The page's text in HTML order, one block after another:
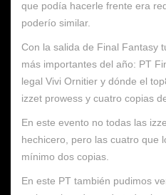
que podía hacerle frente era
poderío similar.
Con la salida de Final Fantasy
más importantes del año: PT
legal Vivi Ornitier y dónde el
izzet prowess y cuatro copias
En este evento no todas las
hechicero, pero las cuatro que
mínimo dos copias.
En este PT también pudimos